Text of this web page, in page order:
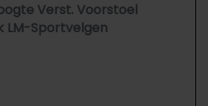
Verst. Voorstoel
LM-Sportvelgen